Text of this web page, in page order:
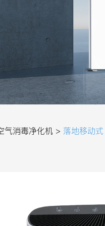
气消毒净化机 > 落地移动式